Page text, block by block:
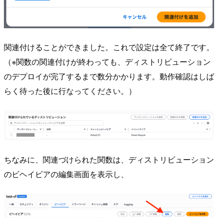
関連付けることができました。これで設定は全て終了です。
（※関数の関連付けが終わっても、ディストリビューション
のデプロイが完了するまで数分かかります。動作確認はしば
らく待った後に行なってください。）
ちなみに、関連づけられた関数は、ディストリビューション
のビヘイビアの編集画面を表示し、